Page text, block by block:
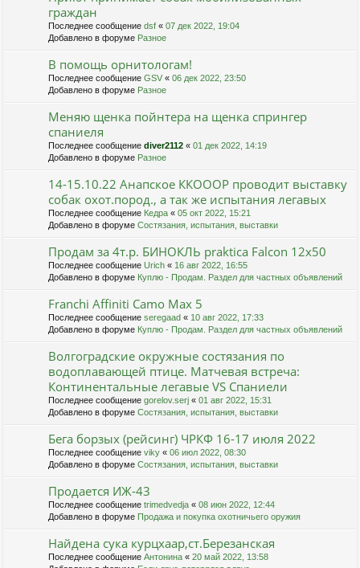
граждан
Последнее сообщение dsf « 07 дек 2022, 19:04
Добавлено в форуме Разное
В помощь орнитологам!
Последнее сообщение GSV « 06 дек 2022, 23:50
Добавлено в форуме Разное
Меняю щенка пойнтера на щенка спрингер
спаниеля
Последнее сообщение diver2112 « 01 дек 2022, 14:19
Добавлено в форуме Разное
14-15.10.22 Анапское ККОООР проводит выставку
собак охот.пород., а так же испытания легавых
Последнее сообщение Кедра « 05 окт 2022, 15:21
Добавлено в форуме Состязания, испытания, выставки
Продам за 4т.р. БИНОКЛЬ praktica Falcon 12х50
Последнее сообщение Urich « 16 авг 2022, 16:55
Добавлено в форуме Куплю - Продам. Раздел для частных объявлений
Franchi Affiniti Camo Max 5
Последнее сообщение seregaad « 10 авг 2022, 17:33
Добавлено в форуме Куплю - Продам. Раздел для частных объявлений
Волгоградские окружные состязания по
водоплавающей птице. Матчевая встреча:
Континентальные легавые VS Спаниели
Последнее сообщение gorelov.serj « 01 авг 2022, 15:31
Добавлено в форуме Состязания, испытания, выставки
Бега борзых (рейсинг) ЧРКФ 16-17 июля 2022
Последнее сообщение viky « 06 июл 2022, 08:30
Добавлено в форуме Состязания, испытания, выставки
Продается ИЖ-43
Последнее сообщение trimedvedja « 08 июн 2022, 12:44
Добавлено в форуме Продажа и покупка охотничьего оружия
Найдена сука курцхаар,ст.Березанская
Последнее сообщение Антонина « 20 май 2022, 13:58